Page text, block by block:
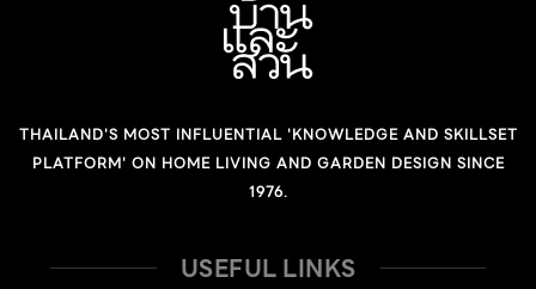
THAILAND'S MOST INFLUENTIAL 'KNOWLEDGE AND SKILLSET
PLATFORM' ON HOME LIVING AND GARDEN DESIGN SINCE
1976.
USEFUL LINKS